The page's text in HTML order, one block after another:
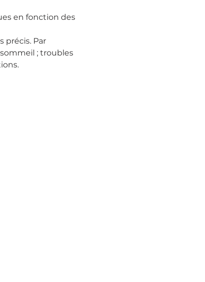
en fonction des
précis. Par
; troubles